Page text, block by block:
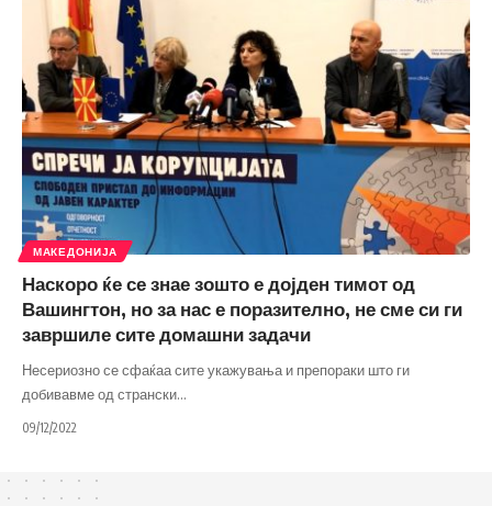
МАКЕДОНИЈА
Наскоро ќе се знае зошто е дојден тимот од
Вашингтон, но за нас е поразително, не сме си ги
завршиле сите домашни задачи
Несериозно се сфаќаа сите укажувања и препораки што ги
добивавме од странски…
09/12/2022